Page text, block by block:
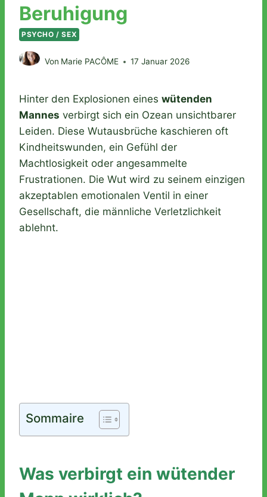
Beruhigung
PSYCHO / SEX
Von Marie PACÔME 17 Januar 2026
Hinter den Explosionen eines wütenden
Mannes verbirgt sich ein Ozean unsichtbarer
Leiden. Diese Wutausbrüche kaschieren oft
Kindheitswunden, ein Gefühl der
Machtlosigkeit oder angesammelte
Frustrationen. Die Wut wird zu seinem einzigen
akzeptablen emotionalen Ventil in einer
Gesellschaft, die männliche Verletzlichkeit
ablehnt.
Sommaire
Was verbirgt ein wütender